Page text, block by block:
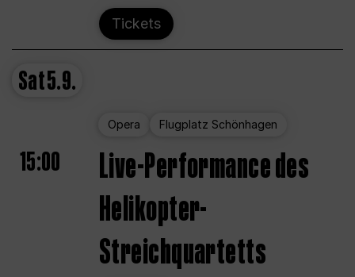
Tickets
Sat5.9.
Opera Flugplatz Schönhagen
15:00
Live-Performance des
Helikopter-
Streichquartetts